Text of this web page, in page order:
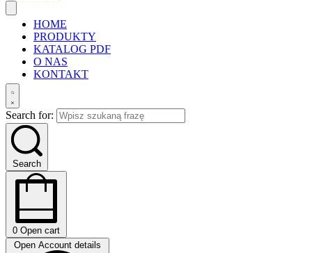
HOME
PRODUKTY
KATALOG PDF
O NAS
KONTAKT
Search for:
Search
0 Open cart
Open Account details